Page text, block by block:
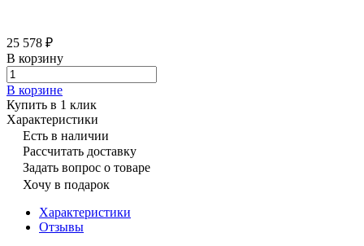
25 578 ₽
В корзину
В корзине
Купить в 1 клик
Характеристики
Есть в наличии
Рассчитать доставку
Задать вопрос о товаре
Хочу в подарок
Характеристики
Отзывы